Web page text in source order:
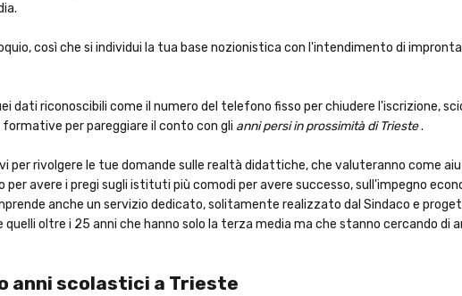
così che si individui la tua base nozionistica con l'intendimento di
dati riconoscibili come il numero del telefono fisso per chiudere l'iscrizione,
per pareggiare il conto con gli anni persi in prossimità di Trieste.
rivolgere le tue domande sulle realtà didattiche, che valuteranno come
avere i pregi sugli istituti più comodi per avere successo, sull'impegno
anche un servizio dedicato, solitamente realizzato dal Sindaco e
oltre i 25 anni che hanno solo la terza media ma che stanno cercando di
anni scolastici a Trieste